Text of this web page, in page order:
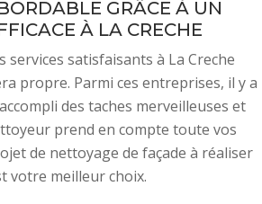
GRÂCE À UN
À LA CRECHE
satisfaisants à La Creche
propre. Parmi ces entreprises, il y a
des taches merveilleuses et
prend en compte toute vos
de nettoyage de façade à réaliser
votre meilleur choix.